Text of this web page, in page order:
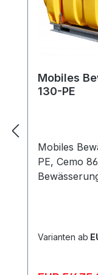
Mobiles
130-PE
Mobiles
PE, Cemo
dank 3-
Varianten ab